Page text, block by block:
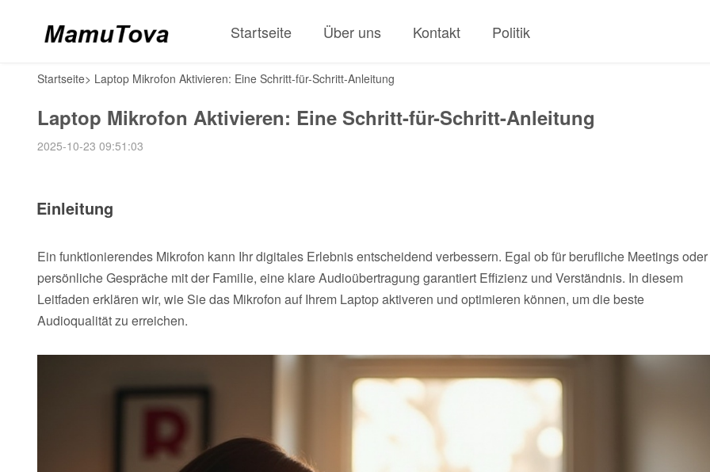
Startseite Über uns Kontakt Politik
Startseite> Laptop Mikrofon Aktivieren: Eine Schritt-für-Schritt-Anleitung
Laptop Mikrofon Aktivieren: Eine Schritt-für-Schritt-Anleitung
2025-10-23 09:51:03
Einleitung
Ein funktionierendes Mikrofon kann Ihr digitales Erlebnis entscheidend verbessern. Egal ob für berufliche Meetings oder
persönliche Gespräche mit der Familie, eine klare Audioübertragung garantiert Effizienz und Verständnis. In diesem
Leitfaden erklären wir, wie Sie das Mikrofon auf Ihrem Laptop aktiveren und optimieren können, um die beste
Audioqualität zu erreichen.